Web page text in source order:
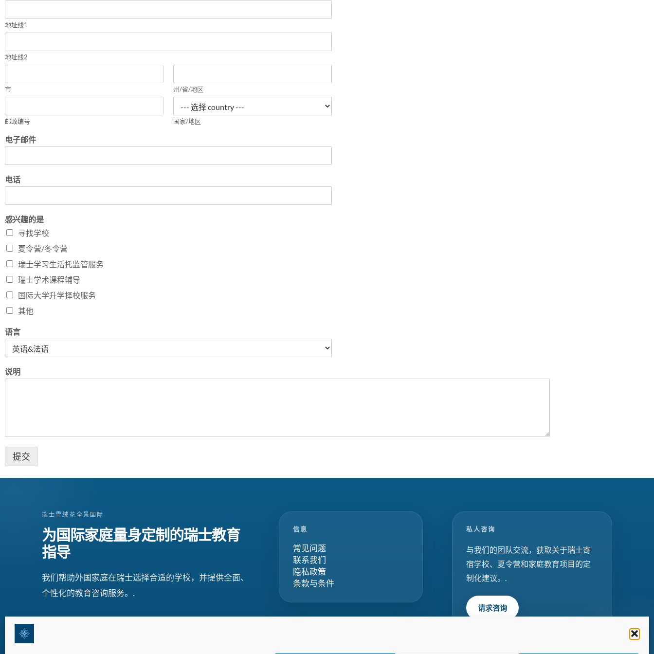
地址线1
地址线2
市 州/省/地区
邮政编号 国家/地区
电子邮件
电话
感兴趣的是
寻找学校
夏令营/冬令营
瑞士学习生活托监管服务
瑞士学术课程辅导
国际大学升学择校服务
其他
语言
说明
提交
瑞士雪绒花全景国际
为国际家庭量身定制的瑞士教育
指导
我们帮助外国家庭在瑞士选择合适的学校，并提供全面、
个性化的教育咨询服务。.
信息
常见问题
联系我们
隐私政策
条款与条件
私人咨询
与我们的团队交流，获取关于瑞士寄
宿学校、夏令营和家庭教育项目的定
制化建议。.
请求咨询